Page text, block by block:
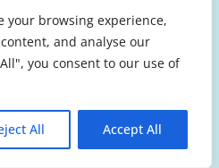
your browsing experience,
and analyse our
you consent to our use of
All Accept All
μέτρων για την
2026